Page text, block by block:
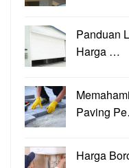
Panduan
Harga …
Paving
Harga